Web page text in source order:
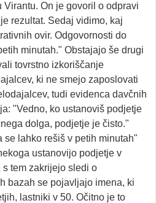
Virantu. On je govoril o odpravi
rezultat. Sedaj vidimo, kaj
ovir. Odgovornosti do
minutah." Obstajajo še drugi
tovrstno izkoriščanje
ki ne smejo zaposlovati
tudi evidenca davčnih
"Vedno, ko ustanoviš podjetje
dolga, podjetje je čisto."
se lahko rešiš v petih minutah"
ustanovijo podjetje v
s tem zakrijejo sledi o
bazah se pojavljajo imena, ki
lastniki v 50. Očitno je to